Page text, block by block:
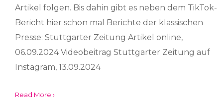
Artikel folgen. Bis dahin gibt es neben dem TikTok-
Bericht hier schon mal Berichte der klassischen
Presse: Stuttgarter Zeitung Artikel online,
06.09.2024 Videobeitrag Stuttgarter Zeitung auf
Instagram, 13.09.2024
Read More ›